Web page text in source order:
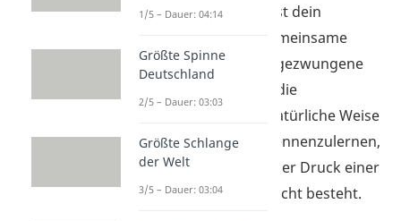
kennenzulernen, ist dein
Freundeskreis. Gemeinsame
Bekannte oder ungezwungene
Treffen bieten dir die
Möglichkeit, auf natürliche Weise
neue Menschen kennenzulernen,
ohne dass sofort der Druck einer
romantischen Absicht besteht.
1/5 – Dauer: 04:14
Größte Spinne
Deutschland
2/5 – Dauer: 03:03
Größte Schlange
der Welt
3/5 – Dauer: 03:04